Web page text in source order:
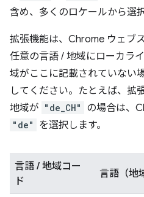
含め、多くのロケールから選
拡張機能は、Chrome ウェブ
任意の言語 / 地域にローカラ
域がここに記載されていない
してください。たとえば、拡
地域が "de_CH" の場合は、
"de" を選択します。
言語 / 地域コー
ド
言語（地